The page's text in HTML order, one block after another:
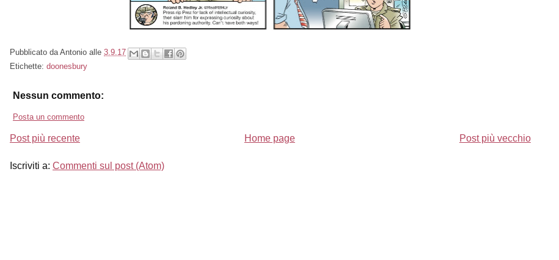
Pubblicato da Antonio alle 3.9.17
Etichette: doonesbury
Nessun commento:
Posta un commento
Post più recente Post più vecchio
Home page
Iscriviti a: Commenti sul post (Atom)